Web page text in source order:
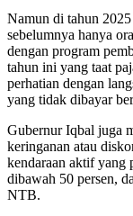
Namun di tahun
sebelumnya hanya
dengan program
tahun ini yang taat
perhatian dengan
yang tidak dibayar
Gubernur Iqbal juga
keringanan atau
kendaraan aktif yang
dibawah 50 persen,
NTB.